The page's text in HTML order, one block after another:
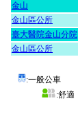
金山
金山區公所
臺大醫院金山分院
金山區公所
:一般公車
:舒適